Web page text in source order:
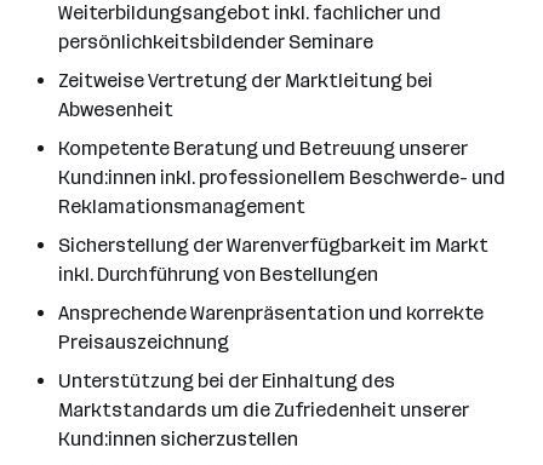
Weiterbildungsangebot inkl. fachlicher und
persönlichkeitsbildender Seminare
Zeitweise Vertretung der Marktleitung bei
Abwesenheit
Kompetente Beratung und Betreuung unserer
Kund:innen inkl. professionellem Beschwerde- und
Reklamationsmanagement
Sicherstellung der Warenverfügbarkeit im Markt
inkl. Durchführung von Bestellungen
Ansprechende Warenpräsentation und korrekte
Preisauszeichnung
Unterstützung bei der Einhaltung des
Marktstandards um die Zufriedenheit unserer
Kund:innen sicherzustellen